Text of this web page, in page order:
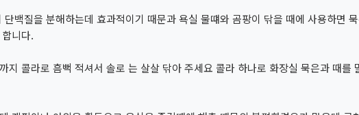
백질을 분해하는데 효과적이기 때문과 욕실 물떄와 곰팡이 닦을 때에 사용하면
니다.
지 콜라로 흠뻑 적셔서 솔로 는 살살 닦아 주세요 콜라 하나로 화장실 묵은과 때를